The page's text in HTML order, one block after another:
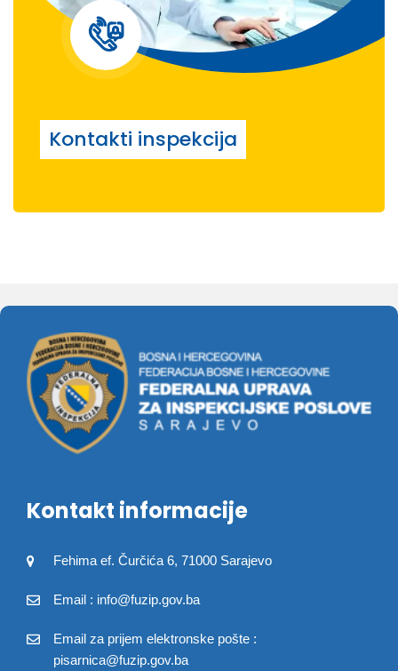
Kontakti inspekcija
Kontakt informacije
Fehima ef. Čurčića 6, 71000 Sarajevo
Email : info@fuzip.gov.ba
Email za prijem elektronske pošte :
pisarnica@fuzip.gov.ba